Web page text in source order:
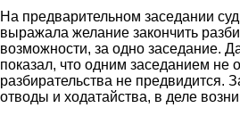
На предварительном заседании
выражала желание закончить
возможности, за одно заседание.
показал, что одним заседанием не
разбирательства не предвидится.
отводы и ходатайства, в деле